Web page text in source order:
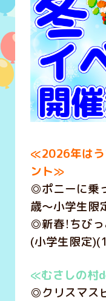
≪2026年はう
ント≫
◎ポニーに乗
歳～小学生限
◎新春！ちび
(小学生限定
≪むさしの村
◎クリスマス